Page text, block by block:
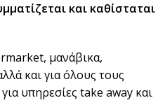
και καθίσταται
μανάβικα,
και για όλους τους
υπηρεσίες take away και